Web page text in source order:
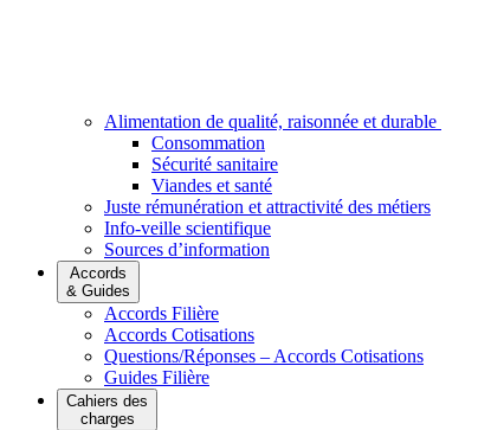
Alimentation de qualité, raisonnée et durable
Consommation
Sécurité sanitaire
Viandes et santé
Juste rémunération et attractivité des métiers
Info-veille scientifique
Sources d’information
Accords
& Guides
Accords Filière
Accords Cotisations
Questions/Réponses – Accords Cotisations
Guides Filière
Cahiers des
charges